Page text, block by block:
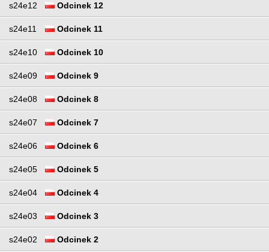
s24e12 Odcinek 12
s24e11 Odcinek 11
s24e10 Odcinek 10
s24e09 Odcinek 9
s24e08 Odcinek 8
s24e07 Odcinek 7
s24e06 Odcinek 6
s24e05 Odcinek 5
s24e04 Odcinek 4
s24e03 Odcinek 3
s24e02 Odcinek 2